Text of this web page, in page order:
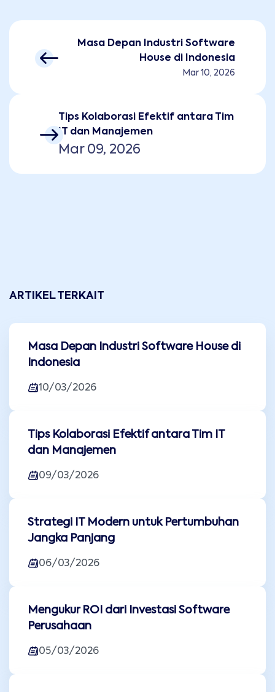
Masa Depan Industri Software
House di Indonesia
Mar 10, 2026
Tips Kolaborasi Efektif antara Tim
IT dan Manajemen
Mar 09, 2026
ARTIKEL TERKAIT
Masa Depan Industri Software House di
Indonesia
10/03/2026
Tips Kolaborasi Efektif antara Tim IT
dan Manajemen
09/03/2026
Strategi IT Modern untuk Pertumbuhan
Jangka Panjang
06/03/2026
Mengukur ROI dari Investasi Software
Perusahaan
05/03/2026